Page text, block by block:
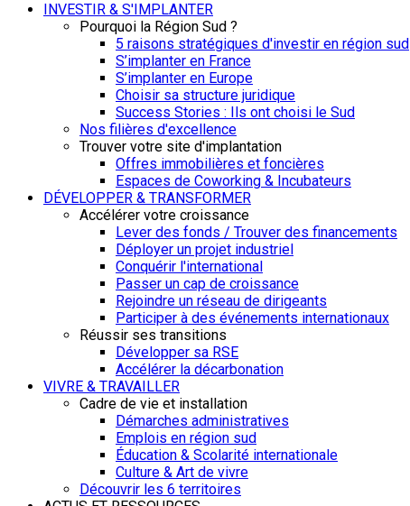
INVESTIR & S'IMPLANTER
Pourquoi la Région Sud ?
5 raisons stratégiques d'investir en région sud
S’implanter en France
S’implanter en Europe
Choisir sa structure juridique
Success Stories : Ils ont choisi le Sud
Nos filières d'excellence
Trouver votre site d'implantation
Offres immobilières et foncières
Espaces de Coworking & Incubateurs
DÉVELOPPER & TRANSFORMER
Accélérer votre croissance
Lever des fonds / Trouver des financements
Déployer un projet industriel
Conquérir l'international
Passer un cap de croissance
Rejoindre un réseau de dirigeants
Participer à des événements internationaux
Réussir ses transitions
Développer sa RSE
Accélérer la décarbonation
VIVRE & TRAVAILLER
Cadre de vie et installation
Démarches administratives
Emplois en région sud
Éducation & Scolarité internationale
Culture & Art de vivre
Découvrir les 6 territoires